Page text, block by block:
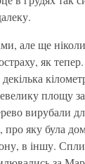
але ще
як
площу
вирубали
яку була
в іншу.